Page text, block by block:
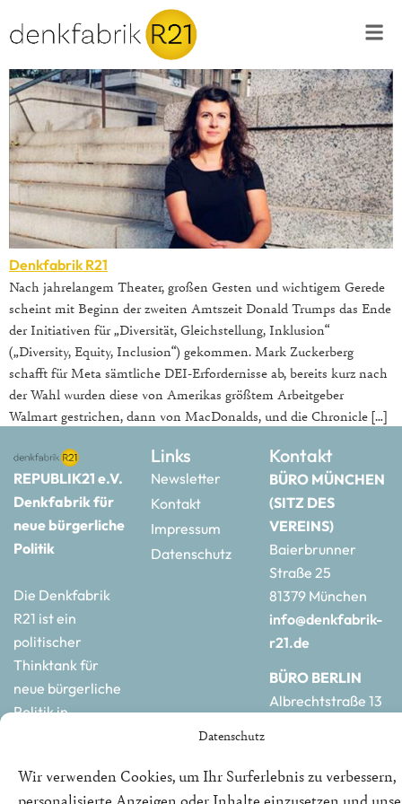
Datenschutz
Wir verwenden Cookies, um Ihr Surferlebnis zu verbessern,
Denkfabrik R21
Nach jahrelangem Theater, großen Gesten und wichtigem Gerede
scheint mit Beginn der zweiten Amtszeit Donald Trumps das Ende
der Initiativen für „Diversität, Gleichstellung, Inklusion“
(„Diversity, Equity, Inclusion“) gekommen. Mark Zuckerberg
schafft für Meta sämtliche DEI-Erfordernisse ab, bereits kurz nach
der Wahl wurden diese von Amerikas größtem Arbeitgeber
Walmart gestrichen, dann von MacDonalds, und die Chronicle […]
REPUBLIK21 e.V.
Denkfabrik für
neue bürgerliche
Politik
Die Denkfabrik
R21 ist ein
politischer
Thinktank für
neue bürgerliche
Politik in
Links
Newsletter
Kontakt
Impressum
Datenschutz
Kontakt
BÜRO MÜNCHEN
(SITZ DES
VEREINS)
Baierbrunner
Straße 25
81379 München
info@denkfabrik-
r21.de
BÜRO BERLIN
Albrechtstraße 13
r21.de